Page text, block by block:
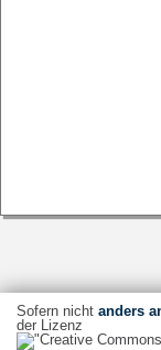
Sofern nicht anders
der Lizenz